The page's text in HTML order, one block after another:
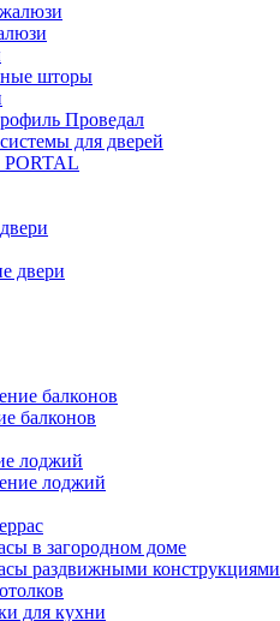
шторы
Проведал
для дверей
двери
балконов
балконов
лоджий
лоджий
в загородном доме
раздвижными конструкциями
для кухни